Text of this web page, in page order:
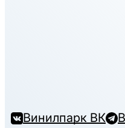
Винилпарк ВК